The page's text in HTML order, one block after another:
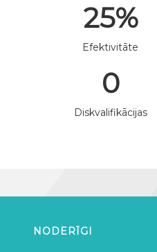
25%
Efektivitāte
0
Diskvalifikācijas
NODERĪGI